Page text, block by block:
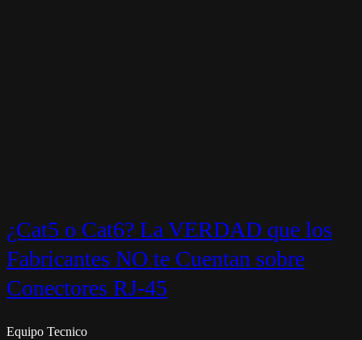
¿Cat5 o Cat6? La VERDAD que los
Fabricantes NO te Cuentan sobre
Conectores RJ-45
Equipo Tecnico